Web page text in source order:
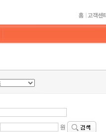
원